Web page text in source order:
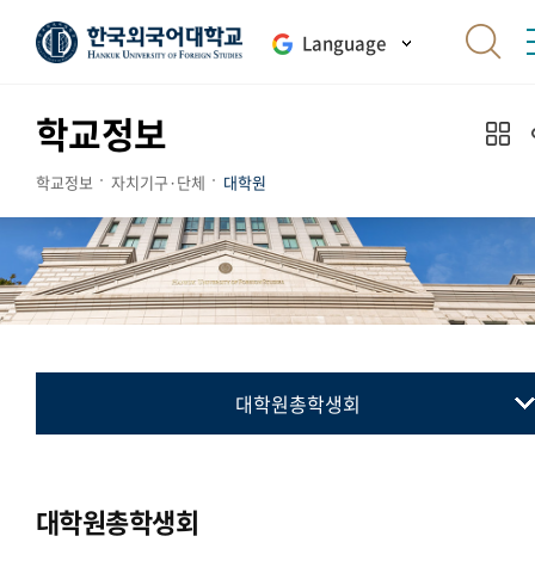
Language
학교정보
학교정보 자치기구·단체 대학원
대학원총학생회
대학원총학생회